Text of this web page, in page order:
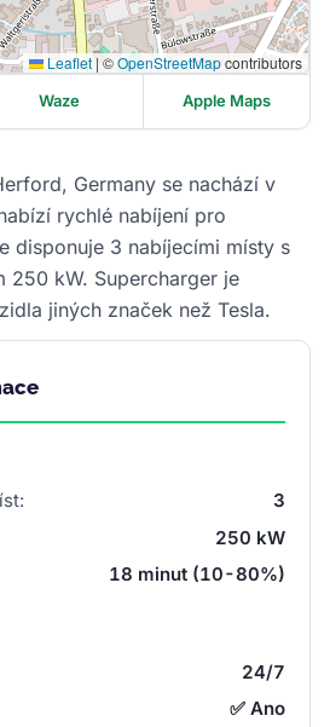
Germany se nachází v
rychlé nabíjení pro
disponuje 3 nabíjecími místy s
250 kW. Supercharger je
jiných značek než Tesla.
3
250 kW
18 minut (10-80%)
24/7
✅ Ano
Leaflet | ©OpenStreetMapcontributors
Waze Apple Maps